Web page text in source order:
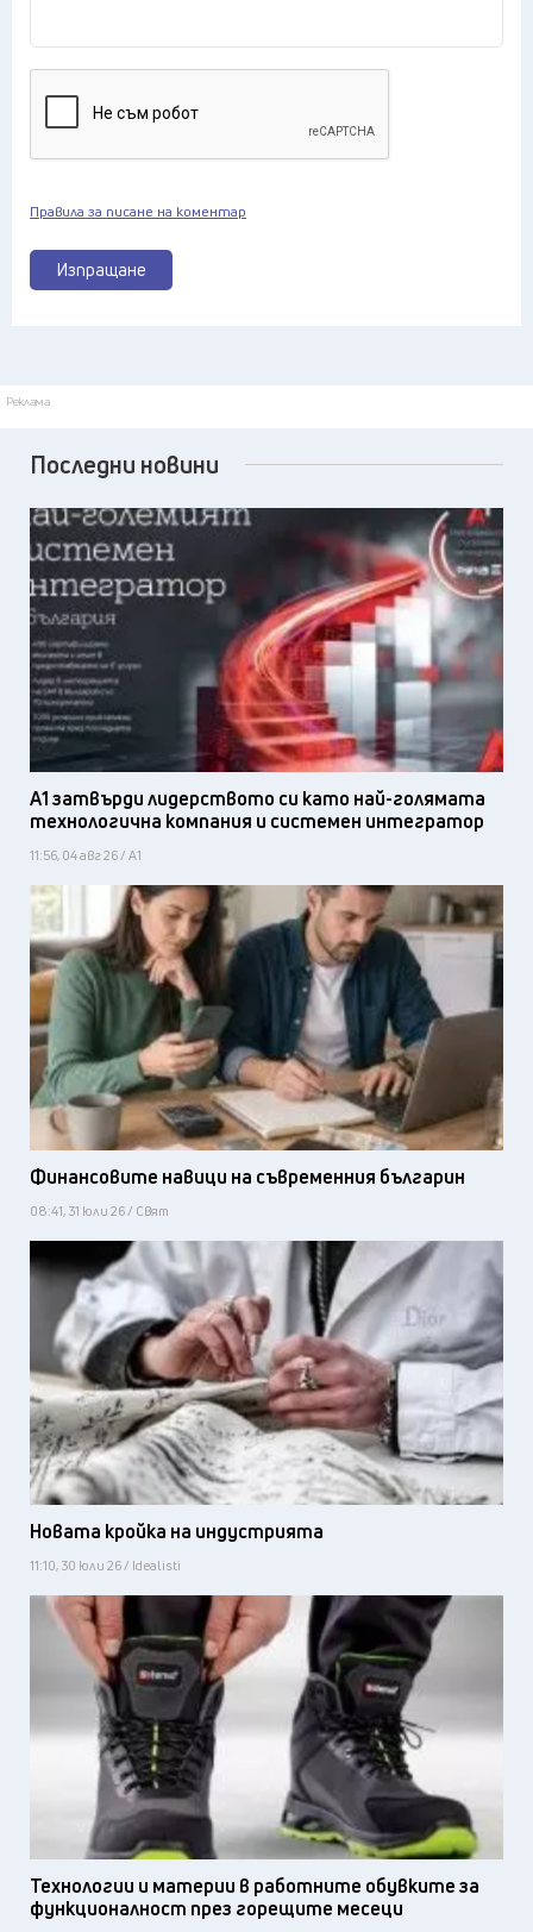
Изпращане
Правила за писане на коментар
Реклама
Последни новини
А1 затвърди лидерството си като най-голямата
технологична компания и системен интегратор
11:56, 04 авг 26 / А1
Финансовите навици на съвременния българин
08:41, 31 юли 26 / Свят
Новата кройка на индустрията
11:10, 30 юли 26 / Idealisti
Технологии и материи в работните обувките за
функционалност през горещите месеци